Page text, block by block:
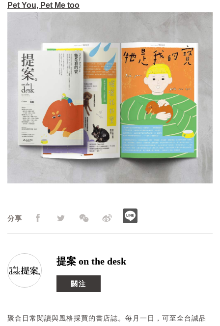
Pet You, Pet Me too
分享
提案 on the desk
關注
聚合日常閱讀與風格採買的書店誌。每月一日，可至全台誠品